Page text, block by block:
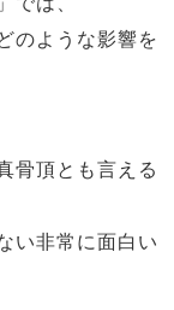
のような影響を
骨頂とも言える
い非常に面白い